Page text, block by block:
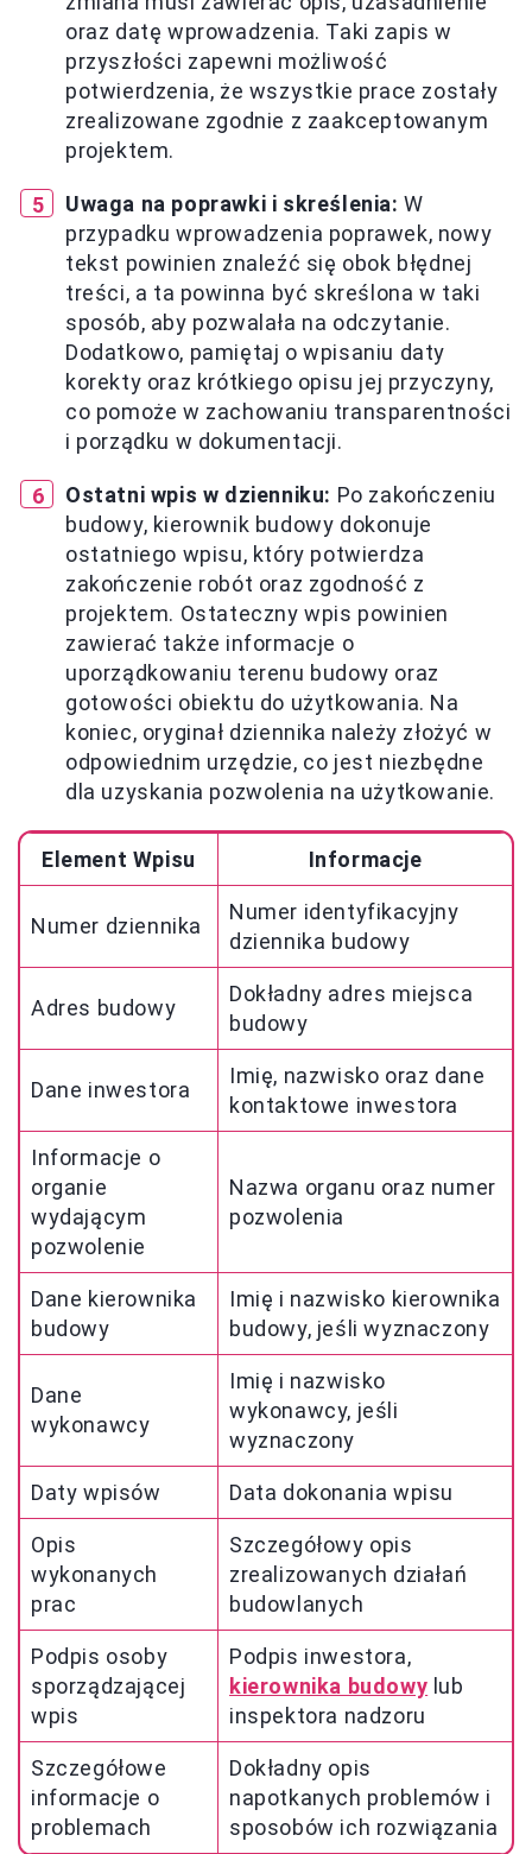
oraz datę wprowadzenia. Taki zapis w
przyszłości zapewni możliwość
potwierdzenia, że wszystkie prace zostały
zrealizowane zgodnie z zaakceptowanym
projektem.
Uwaga na poprawki i skreślenia: W
przypadku wprowadzenia poprawek, nowy
tekst powinien znaleźć się obok błędnej
treści, a ta powinna być skreślona w taki
sposób, aby pozwalała na odczytanie.
Dodatkowo, pamiętaj o wpisaniu daty
korekty oraz krótkiego opisu jej przyczyny,
co pomoże w zachowaniu transparentności
i porządku w dokumentacji.
Ostatni wpis w dzienniku: Po zakończeniu
budowy, kierownik budowy dokonuje
ostatniego wpisu, który potwierdza
zakończenie robót oraz zgodność z
projektem. Ostateczny wpis powinien
zawierać także informacje o
uporządkowaniu terenu budowy oraz
gotowości obiektu do użytkowania. Na
koniec, oryginał dziennika należy złożyć w
odpowiednim urzędzie, co jest niezbędne
dla uzyskania pozwolenia na użytkowanie.
Element Wpisu Informacje
Numer dziennika
Numer identyfikacyjny
dziennika budowy
Adres budowy
Dokładny adres miejsca
budowy
Dane inwestora
Imię, nazwisko oraz dane
kontaktowe inwestora
Informacje o
organie
wydającym
pozwolenie
Nazwa organu oraz numer
pozwolenia
Dane kierownika
budowy
Imię i nazwisko kierownika
budowy, jeśli wyznaczony
Dane
wykonawcy
Imię i nazwisko
wykonawcy, jeśli
wyznaczony
Daty wpisów Data dokonania wpisu
Opis
wykonanych
prac
Szczegółowy opis
zrealizowanych działań
budowlanych
Podpis osoby
sporządzającej
wpis
Podpis inwestora,
kierownika budowy lub
inspektora nadzoru
Szczegółowe
informacje o
problemach
Dokładny opis
napotkanych problemów i
sposobów ich rozwiązania